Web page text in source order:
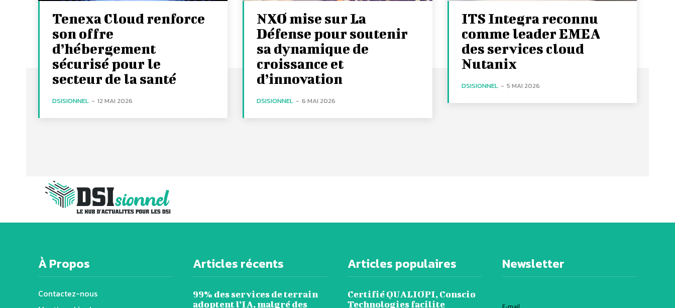
Tenexa Cloud renforce
son offre
d’hébergement
sécurisé pour le
secteur de la santé
DSISIONNEL - 12 MAI 2026
NXO mise sur La
Défense pour soutenir
sa dynamique de
croissance et
d’innovation
DSISIONNEL - 6 MAI 2026
ITS Integra reconnu
comme leader EMEA
des services cloud
Nutanix
DSISIONNEL - 5 MAI 2026
À Propos
Contactez-nous
Articles récents
99% des services de terrain
adoptent l’IA, malgré des
Articles populaires
Certifié QUALIOPI, Conscio
Technologies facilite
Newsletter